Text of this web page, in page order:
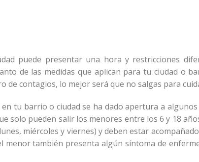
puede presentar una hora y restricciones
de las medidas que aplican para tu ciudad o
de contagios, lo mejor será que no salgas para
tu barrio o ciudad se ha dado apertura a
solo pueden salir los menores entre los 6 y 18
miércoles y viernes) y deben estar
menor también presenta algún síntoma de